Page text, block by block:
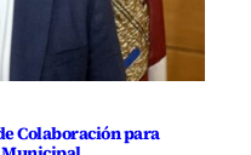
Colaboración para